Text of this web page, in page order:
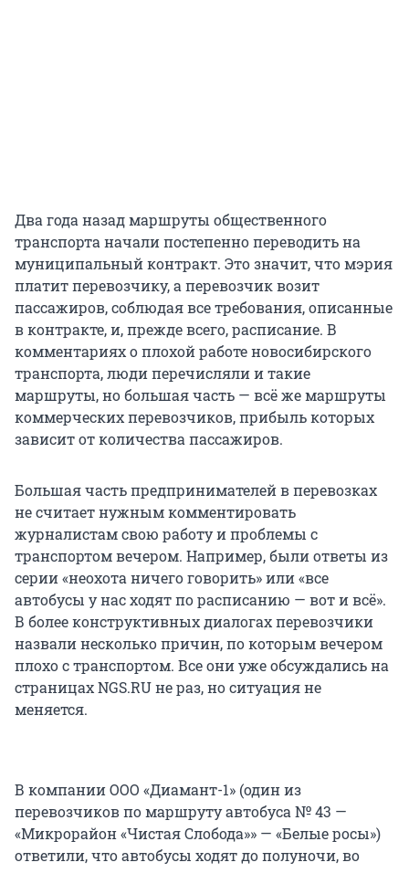
Два года назад маршруты общественного
транспорта начали постепенно переводить на
муниципальный контракт. Это значит, что мэрия
платит перевозчику, а перевозчик возит
пассажиров, соблюдая все требования, описанные
в контракте, и, прежде всего, расписание. В
комментариях о плохой работе новосибирского
транспорта, люди перечисляли и такие
маршруты, но большая часть — всё же маршруты
коммерческих перевозчиков, прибыль которых
зависит от количества пассажиров.
Большая часть предпринимателей в перевозках
не считает нужным комментировать
журналистам свою работу и проблемы с
транспортом вечером. Например, были ответы из
серии «неохота ничего говорить» или «все
автобусы у нас ходят по расписанию — вот и всё».
В более конструктивных диалогах перевозчики
назвали несколько причин, по которым вечером
плохо с транспортом. Все они уже обсуждались на
страницах NGS.RU не раз, но ситуация не
меняется.
В компании ООО «Диамант-1» (один из
перевозчиков по маршруту автобуса № 43 —
«Микрорайон «Чистая Слобода»» — «Белые росы»)
ответили, что автобусы ходят до полуночи, во